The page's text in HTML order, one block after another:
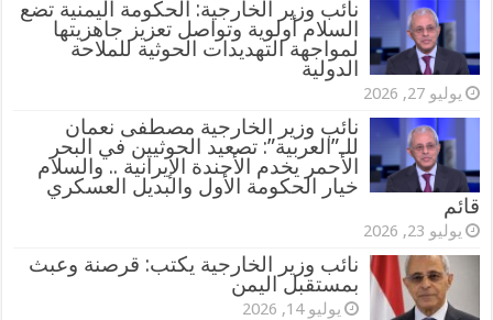
نائب وزير الخارجية: الحكومة اليمنية تضع
السلام أولوية وتواصل تعزيز جاهزيتها
لمواجهة التهديدات الحوثية للملاحة
الدولية
يوليو 27, 2026
نائب وزير الخارجية مصطفى نعمان
للـ”العربية”: تصعيد الحوثيين في البحر
الأحمر يخدم الأجندة الإيرانية .. والسلام
خيار الحكومة الأول والبديل العسكري
قائم
يوليو 23, 2026
نائب وزير الخارجية يكتب: قرصنة وعبث
بمستقبل اليمن
يوليو 14, 2026